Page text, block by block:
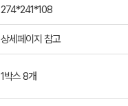
274*241*108
상세페이지 참고
1박스 8개